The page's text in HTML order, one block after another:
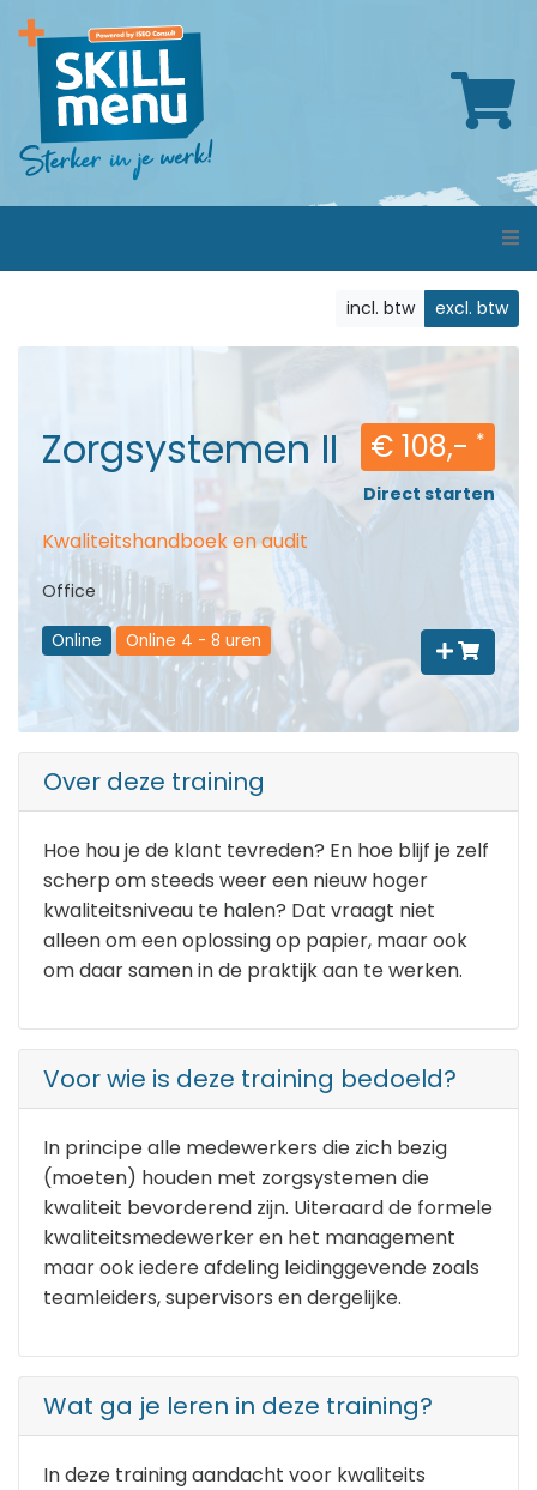
incl. btw excl. btw
Zorgsystemen II € 108,- *
Direct starten
Kwaliteitshandboek en audit
Office
Online Online 4 - 8 uren
Over deze training
Hoe hou je de klant tevreden? En hoe blijf je zelf
scherp om steeds weer een nieuw hoger
kwaliteitsniveau te halen? Dat vraagt niet
alleen om een oplossing op papier, maar ook
om daar samen in de praktijk aan te werken.
Voor wie is deze training bedoeld?
In principe alle medewerkers die zich bezig
(moeten) houden met zorgsystemen die
kwaliteit bevorderend zijn. Uiteraard de formele
kwaliteitsmedewerker en het management
maar ook iedere afdeling leidinggevende zoals
teamleiders, supervisors en dergelijke.
Wat ga je leren in deze training?
In deze training aandacht voor kwaliteits